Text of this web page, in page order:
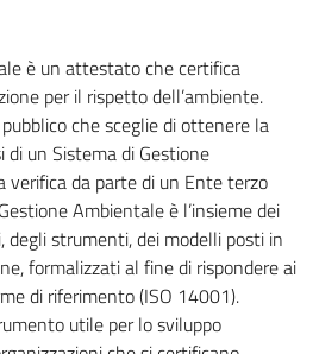
è un attestato che certifica
per il rispetto dell’ambiente.
che sceglie di ottenere la
un Sistema di Gestione
da parte di un Ente terzo
Ambientale è l’insieme dei
degli strumenti, dei modelli posti in
formalizzati al fine di rispondere ai
di riferimento (ISO 14001).
utile per lo sviluppo